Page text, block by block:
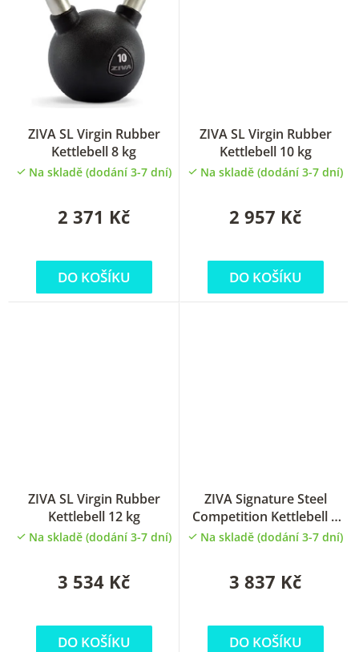
ZIVA SL Virgin Rubber
Kettlebell 8 kg
Na skladě (dodání 3-7 dní)
2 371 Kč
DO KOŠÍKU
ZIVA SL Virgin Rubber
Kettlebell 10 kg
Na skladě (dodání 3-7 dní)
2 957 Kč
DO KOŠÍKU
ZIVA SL Virgin Rubber
Kettlebell 12 kg
Na skladě (dodání 3-7 dní)
3 534 Kč
DO KOŠÍKU
ZIVA Signature Steel
Competition Kettlebell 8
kg
Na skladě (dodání 3-7 dní)
3 837 Kč
DO KOŠÍKU